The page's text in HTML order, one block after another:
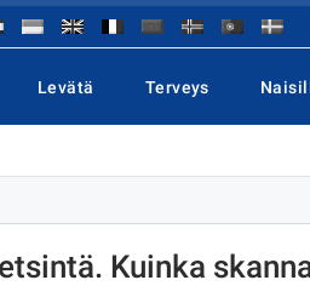
Levätä Terveys
Kuinka